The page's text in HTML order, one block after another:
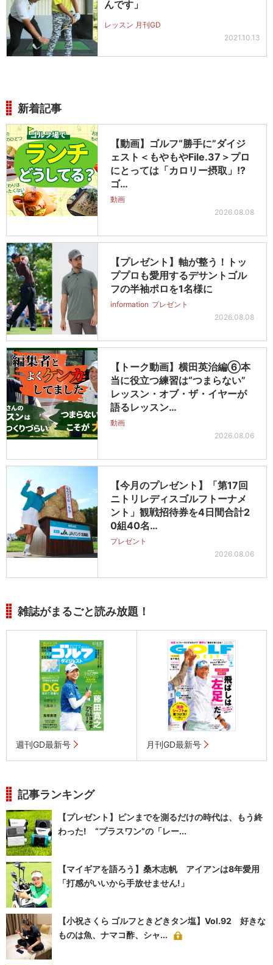
んです」
レッスン 月刊GD
2021.10.13
新着記事
【動画】ゴルフ“勝手に”ダイジ
ェスト＜もやもやFile.37＞プロ
にとっては「カロリー摂取」!?
ゴ…
動画
2026.08.08
【プレゼント】軸が整う！トッ
ププロも愛用するデサントゴル
フの半袖ポロを1名様に
information プレゼント
2026.08.08
【トーク動画】横田英治編⑥本
当に役立つ練習は“つまらない”
レッスン・オブ・ザ・イヤーが
語るレッスン…
動画
2026.08.06
【今月のプレゼント】「第17回
ニトリレディスゴルフトーナメ
ント」観戦招待券を4日間合計2
0組40名…
プレゼント
2026.08.06
雑誌がまるごと読み放題！
週刊GD最新号 月刊GD最新号
記事ランキング
【プレゼント】ピンまでを測るだけの時代は、もう終
わった! “プラスワン”の「レー...
【マイギアを語ろう】桑木志帆 アイアンは8年愛用
「打感がいいから手放せません!」
【小祝さくら ゴルフときどきタン塩】Vol.92 好きな
ものは魚、ナマコ酢、シャ...